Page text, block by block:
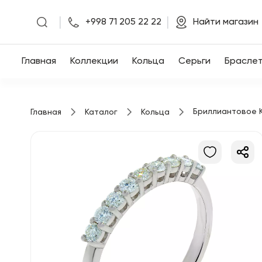
Главная
+998 71 205 22 22 Найти магазин
Главная Коллекции Кольца Серьги
Главная Каталог Кольца Бриллиантовое